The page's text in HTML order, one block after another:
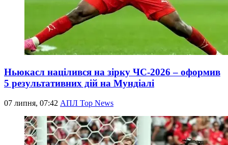
Ньюкасл націлився на зірку ЧС-2026 – оформив
5 результативних дій на Мундіалі
07 липня, 07:42 АПЛ Top News